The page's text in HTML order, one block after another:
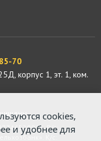
70
корпус 1, эт. 1, ком.
Р/с:
К/с:
cookies,
и удобнее для